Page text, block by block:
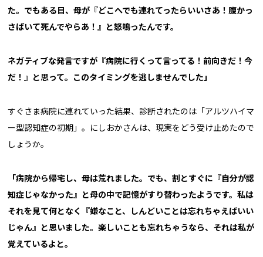
た。でもある日、母が『どこへでも連れてったらいいさあ！腹かっ
さばいて死んでやらあ！』と怒鳴ったんです。
ネガティブな発言ですが『病院に行くって言ってる！前向きだ！今
だ！』と思って。このタイミングを逃しませんでした」
すぐさま病院に連れていった結果、診断されたのは「アルツハイマ
ー型認知症の初期」。にしおかさんは、現実をどう受け止めたので
しょうか。
「病院から帰宅し、母は荒れました。でも、割とすぐに『自分が認
知症じゃなかった』と母の中で記憶がすり替わったようです。私は
それを見て何となく『嫌なこと、しんどいことは忘れちゃえばいい
じゃん』と思いました。楽しいことも忘れちゃうなら、それは私が
覚えているよと。